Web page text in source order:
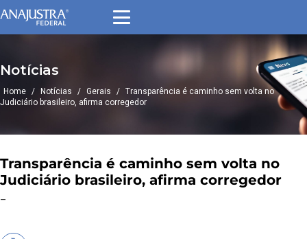
Notícias
Home / Notícias / Gerais / Transparência é caminho sem volta no
Judiciário brasileiro, afirma corregedor
Transparência é caminho sem volta no
Judiciário brasileiro, afirma corregedor
–